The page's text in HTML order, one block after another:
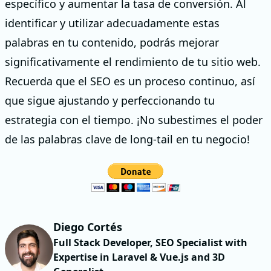
específico y aumentar la tasa de conversión. Al
identificar y utilizar adecuadamente estas
palabras en tu contenido, podrás mejorar
significativamente el rendimiento de tu sitio web.
Recuerda que el SEO es un proceso continuo, así
que sigue ajustando y perfeccionando tu
estrategia con el tiempo. ¡No subestimes el poder
de las palabras clave de long-tail en tu negocio!
Diego Cortés
Full Stack Developer, SEO Specialist with
Expertise in Laravel & Vue.js and 3D